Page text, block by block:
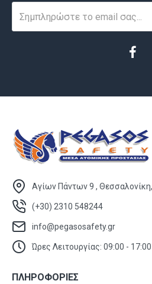
Αγίων Πάντων 9 ,
(+30) 2310 548244
info@pegasosafety.gr
Ώρες Λειτουργίας: 09:00 - 17:00
ΠΛΗΡΟΦΟΡΙΕΣ